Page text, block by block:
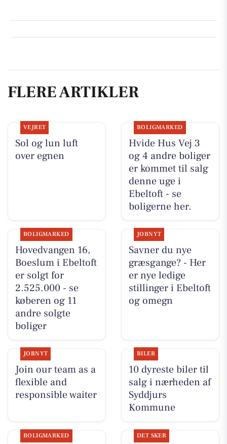
FLERE ARTIKLER
VEJRET
Sol og lun luft
over egnen
BOLIGMARKED
Hvide Hus Vej 3
og 4 andre boliger
er kommet til salg
denne uge i
Ebeltoft - se
boligerne her.
BOLIGMARKED
Hovedvangen 16,
Boeslum i Ebeltoft
er solgt for
2.525.000 - se
køberen og 11
andre solgte
boliger
JOBNYT
Savner du nye
græsgange? - Her
er nye ledige
stillinger i Ebeltoft
og omegn
JOBNYT
Join our team as a
flexible and
responsible waiter
BILER
10 dyreste biler til
salg i nærheden af
Syddjurs
Kommune
BOLIGMARKED DET SKER